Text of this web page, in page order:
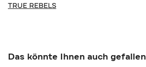
TRUE REBELS
Das könnte Ihnen auch gefallen